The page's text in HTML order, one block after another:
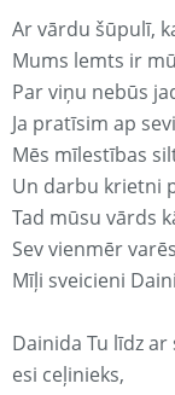
Ar vārdu šūpulī,
Mums lemts ir
Par viņu nebūs
Ja pratīsim ap
Mēs mīlestības
Un darbu krietni
Tad mūsu vārds
Sev vienmēr
Mīļi sveicieni
Dainida Tu līdz
esi ceļinieks,